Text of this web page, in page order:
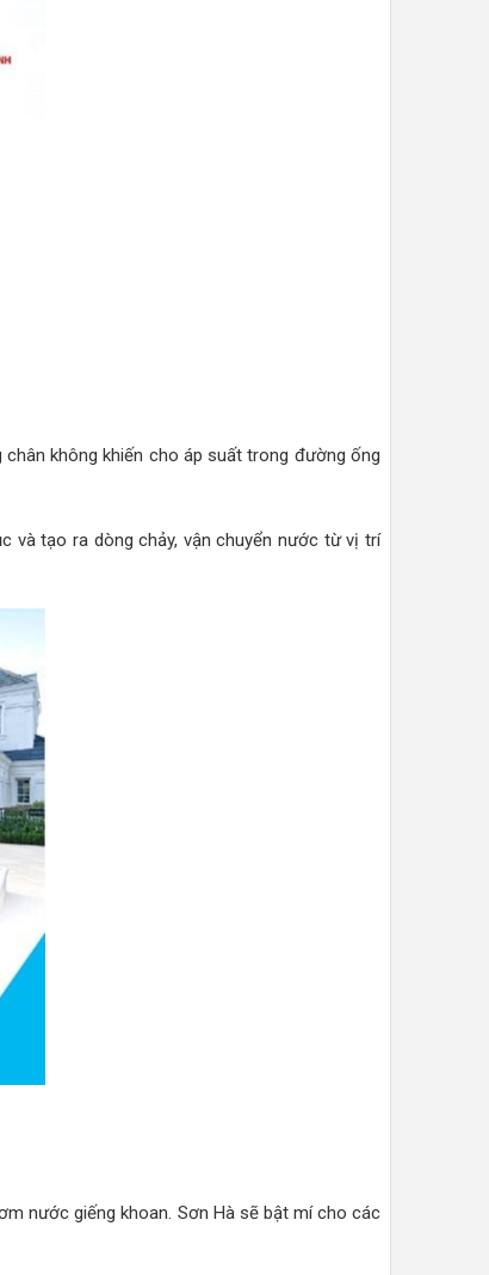
không khiến cho áp suất trong đường ống
và tạo ra dòng chảy, vận chuyển nước từ vị trí
nước giếng khoan. Sơn Hà sẽ bật mí cho các